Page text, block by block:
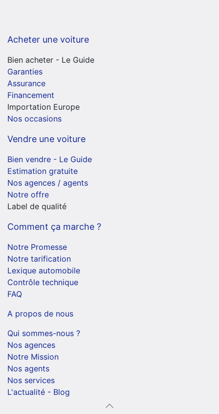
Acheter une voiture
Bien acheter - Le Guide
Garanties
Assurance
Financement
Importation Europe
Nos occasions
Vendre une voiture
Bien vendre - Le Guide
Estimation gratuite
Nos agences / agents
Notre offre
Label de qualité
Comment ça marche ?
Notre Promesse
Notre tarification
Lexique automobile
Contrôle technique
FAQ
A propos de nous
Qui sommes-nous ?
Nos agences
Notre Mission
Nos agents
Nos services
L'actualité - Blog